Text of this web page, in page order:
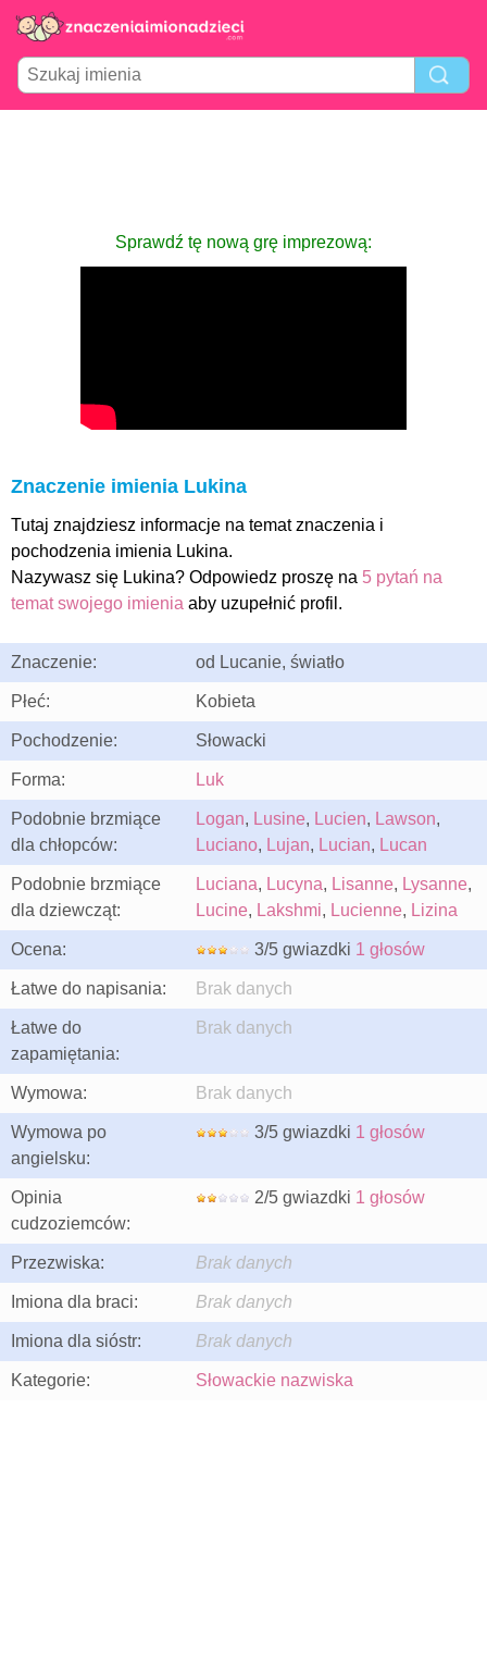
Sprawdź tę nową grę imprezową:
Znaczenie imienia Lukina
Tutaj znajdziesz informacje na temat znaczenia i
pochodzenia imienia Lukina.
Nazywasz się Lukina? Odpowiedz proszę na 5 pytań na
temat swojego imienia aby uzupełnić profil.
Znaczenie: od Lucanie, światło
Płeć: Kobieta
Pochodzenie: Słowacki
Forma: Luk
Podobnie brzmiące
dla chłopców:
Logan, Lusine, Lucien, Lawson,
Luciano, Lujan, Lucian, Lucan
Podobnie brzmiące
dla dziewcząt:
Luciana, Lucyna, Lisanne, Lysanne,
Lucine, Lakshmi, Lucienne, Lizina
Ocena: 3/5 gwiazdki 1 głosów
Łatwe do napisania: Brak danych
Łatwe do
zapamiętania:
Brak danych
Wymowa: Brak danych
Wymowa po
angielsku:
3/5 gwiazdki 1 głosów
Opinia
cudzoziemców:
2/5 gwiazdki 1 głosów
Przezwiska: Brak danych
Imiona dla braci: Brak danych
Imiona dla sióstr: Brak danych
Kategorie: Słowackie nazwiska